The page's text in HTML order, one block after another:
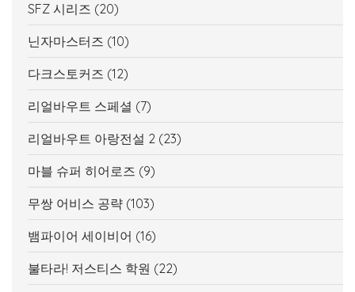
SFZ 시리즈 (20)
닌자마스터즈 (10)
다크스토커즈 (12)
리얼바우트 스페셜 (7)
리얼바우트 아랑전설 2 (23)
마블 슈퍼 히어로즈 (9)
무쌍 어비스 공략 (103)
뱀파이어 세이비어 (16)
불타라! 저스티스 학원 (22)